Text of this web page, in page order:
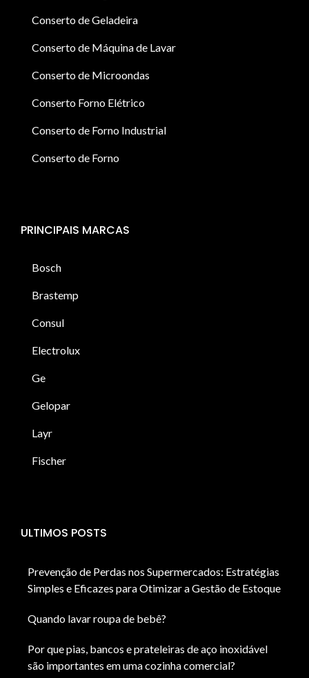
Conserto de Geladeira
Conserto de Máquina de Lavar
Conserto de Microondas
Conserto Forno Elétrico
Conserto de Forno Industrial
Conserto de Forno
PRINCIPAIS MARCAS
Bosch
Brastemp
Consul
Electrolux
Ge
Gelopar
Layr
Fischer
ULTIMOS POSTS
Prevenção de Perdas nos Supermercados: Estratégias
Simples e Eficazes para Otimizar a Gestão de Estoque
Quando lavar roupa de bebê?
Por que pias, bancos e prateleiras de aço inoxidável
são importantes em uma cozinha comercial?